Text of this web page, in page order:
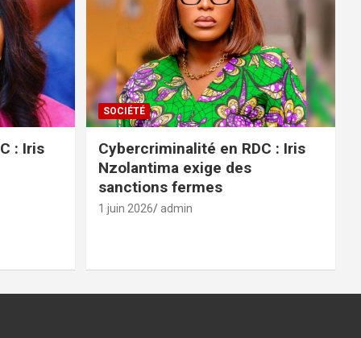
: Iris
SOCIÉTÉ
Cybercriminalité en RDC : Iris
Nzolantima exige des
sanctions fermes
1 juin 2026 admin